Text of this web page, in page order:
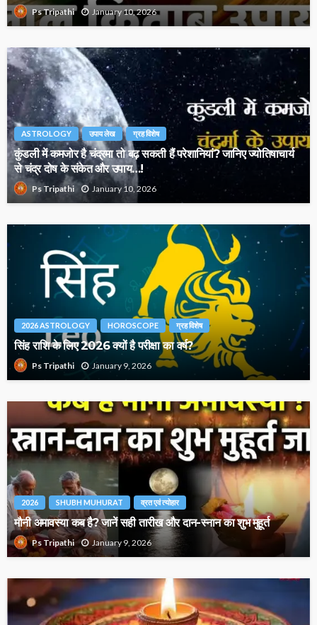
Ps Tripathi January 10, 2026
ASTROLOGY उपाय लेख ग्रह विशेष
कुंडली में कमजोर है चंद्रमा तो बढ़ सकती हैं परेशानियां? जानिए ज्योतिषाचार्य
से चंद्र दोष के संकेत और उपाय…!
Ps Tripathi January 10, 2026
2026 ASTROLOGY HOROSCOPE ग्रह विशेष
सिंह राशि के लिए 2026 क्यों है परीक्षा का वर्ष?
Ps Tripathi January 9, 2026
2026 SHUBH MUHURAT व्रत एवं त्योहार
मौनी अमावस्या कब है? जानें सही तारीख और दान-स्नान का शुभ मुहूर्त
Ps Tripathi January 9, 2026